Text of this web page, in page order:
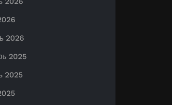
2026
2025
2025